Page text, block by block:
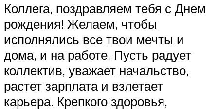
Коллега, поздравляем тебя с Днем
рождения! Желаем, чтобы
исполнялись все твои мечты и
дома, и на работе. Пусть радует
коллектив, уважает начальство,
растет зарплата и взлетает
карьера. Крепкого здоровья,